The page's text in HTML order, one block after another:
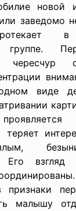
новой
заведомо
в
группе.
чересчур
виде
теряет
Его взгляд
признаки
малышу